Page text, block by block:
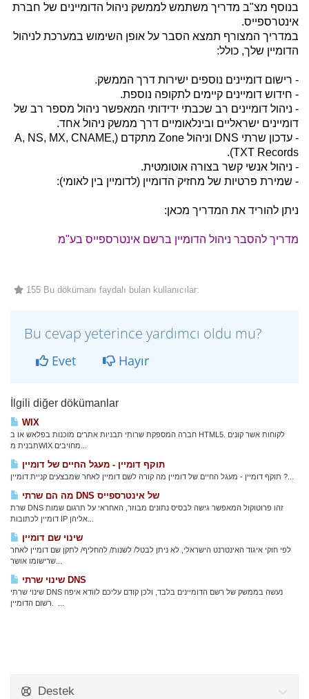
בנוסף מצ"ב מדריך משתמש לממשק ניהול הדומיינים של חברת
אינטרספייס.
במדריך המצורף תמצא הסבר על אופן השימוש במערכת לניהול
הדומיין שלך, כולל:
- רישום דומיינים נוספים ישירות דרך הממשק.
- חידוש דומיינים קיימים לתקופה נוספת.
- ניהול דומיינים רב שכבתי ידידותי המאפשר ניהול מספר רב של
דומיינים ישראליים ובינלאומיים דרך ממשק ניהול אחד.
- עדכון שרתי DNS וניהול Zone מתקדם (A, NS, MX, CNAME,
TXT Records).
- ניהול אנשי קשר בצורה אוטומטית.
- שמירת פרטיות של מחזיק הדומיין (לדומיין בין לאומי):
ניתן להוריד את המדריך מכאן:
מדריך להסבר ניהול הדומיין ברשם אינטרספייס בע"מ
155 Bu dökümanı faydalı bulan kullanıcılar:
Bu cevap yeterince yardımcı oldu mu?
Evet Hayır
İlgili diğer dökümanlar
WIX
חברה המספקת שרותי תבניות אתרים מוכנות בפלאש או ב HTML5. לקוחות אשר קונים
תוקף דומיין - מעגל החיים של דומיין
תוקף דומיין - מעגל החיים של דומיין מה קורה לשם דומיין לאחר שמבצעים קניית דומיין ?...
מה הם שרתי DNS של אינטרספייס
שרת DNS זהו פרוטוקול המאפשר גישה לבסיס נתונים מבוזר, האחראי על תרגום שמות
שינוי שם דומיין
לפי חוקי איגוד האינטרנט הישראלי, לא ניתן לבטל/ לשנות/ להחליף/ לתקן שם דומיין לאחר
שינוי שרתי DNS
שינוי שרתי DNS נעשה בממשק של רשם הדומיינים בלבד, ולכן קודם עליכם לוודא איפה
Destek